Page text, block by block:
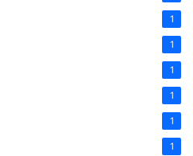
1
1
1
1
1
1